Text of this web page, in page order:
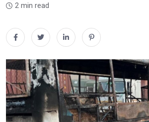
2 min read